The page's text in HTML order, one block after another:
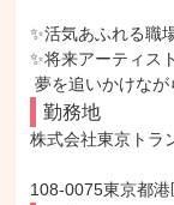
✨活気あふれる職
✨将来アーティス
夢を追いかけな
勤務地
株式会社東京トラ
108-0075東京都